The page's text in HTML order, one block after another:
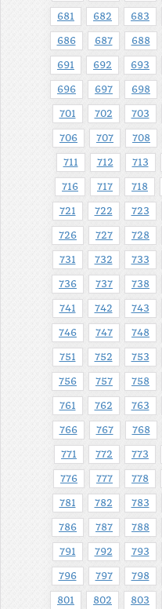
681 682 683
686 687 688
691 692 693
696 697 698
701 702 703
706 707 708
711 712 713
716 717 718
721 722 723
726 727 728
731 732 733
736 737 738
741 742 743
746 747 748
751 752 753
756 757 758
761 762 763
766 767 768
771 772 773
776 777 778
781 782 783
786 787 788
791 792 793
796 797 798
801 802 803